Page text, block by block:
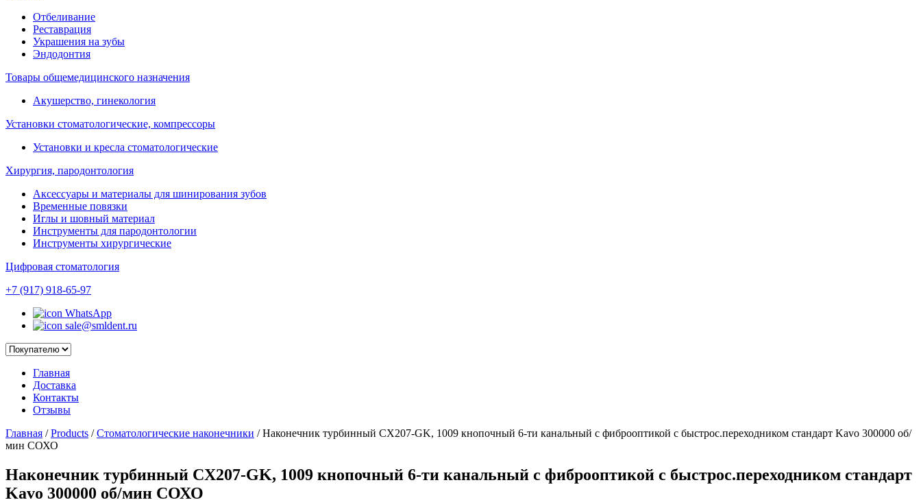
Отбеливание
Реставрация
Украшения на зубы
Эндодонтия
Товары общемедицинского назначения
Акушерство, гинекология
Установки стоматологические, компрессоры
Установки и кресла стоматологические
Хирургия, пародонтология
Аксессуары и материалы для шинирования зубов
Временные повязки
Иглы и шовный материал
Инструменты для пародонтологии
Инструменты хирургические
Цифровая стоматология
+7 (917) 918-65-97
WhatsApp
sale@smldent.ru
Главная
Доставка
Контакты
Отзывы
Главная / Products / Стоматологические наконечники /Наконечник турбинный CX207-GK, 1009 кнопочный 6-ти канальный с фиброоптикой с быстрос.переходником стандарт Kavo 300000 об/
мин СОХО
Наконечник турбинный CX207-GK, 1009 кнопочный 6-ти канальный с фиброоптикой с быстрос.переходником стандарт
Kavo 300000 об/мин СОХО